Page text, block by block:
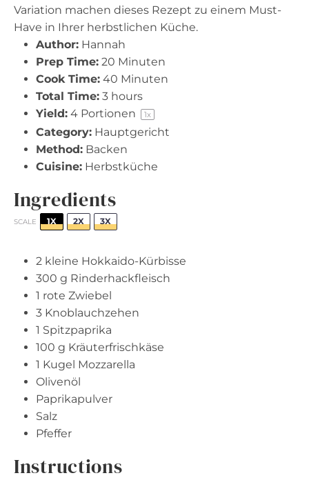
Variation machen dieses Rezept zu einem Must-
Have in Ihrer herbstlichen Küche.
Author: Hannah
Prep Time: 20 Minuten
Cook Time: 40 Minuten
Total Time: 3 hours
Yield: 4 Portionen 1x
Category: Hauptgericht
Method: Backen
Cuisine: Herbstküche
Ingredients
SCALE 1X 2X 3X
2 kleine Hokkaido-Kürbisse
300 g Rinderhackfleisch
1 rote Zwiebel
3 Knoblauchzehen
1 Spitzpaprika
100 g Kräuterfrischkäse
1 Kugel Mozzarella
Olivenöl
Paprikapulver
Salz
Pfeffer
Instructions